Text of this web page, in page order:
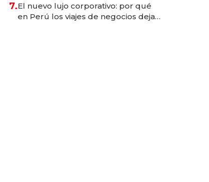
7.El nuevo lujo corporativo: por qué
en Perú los viajes de negocios dejan